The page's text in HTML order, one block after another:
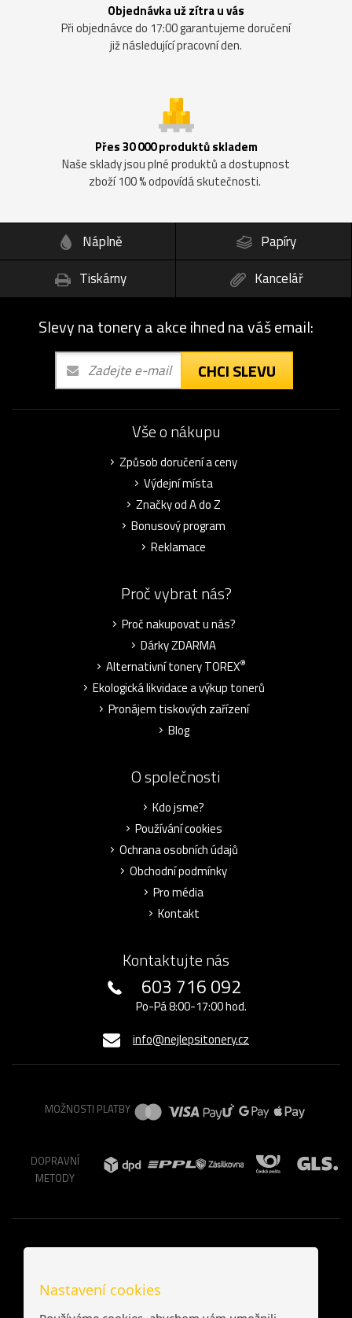
Objednávka už zítra u vás
Při objednávce do 17:00 garantujeme doručení
již následující pracovní den.
Přes 30 000 produktů skladem
Naše sklady jsou plné produktů a dostupnost
zboží 100 % odpovídá skutečnosti.
Náplně
Papíry
Tiskárny
Kancelář
Slevy na tonery a akce ihned na váš email:
CHCI SLEVU
Vše o nákupu
Způsob doručení a ceny
Výdejní místa
Značky od A do Z
Bonusový program
Reklamace
Proč vybrat nás?
Proč nakupovat u nás?
Dárky ZDARMA
Alternativní tonery TOREX®
Ekologická likvidace a výkup tonerů
Pronájem tiskových zařízení
Blog
O společnosti
Kdo jsme?
Používání cookies
Ochrana osobních údajů
Obchodní podmínky
Pro média
Kontakt
Kontaktujte nás
603 716 092
Po-Pá 8:00-17:00 hod.
info@nejlepsitonery.cz
MOŽNOSTI PLATBY
DOPRAVNÍ
METODY
Nastavení cookies